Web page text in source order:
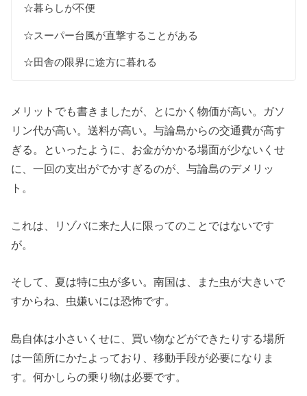
☆暮らしが不便
☆スーパー台風が直撃することがある
☆田舎の限界に途方に暮れる
メリットでも書きましたが、とにかく物価が高い。ガソ
リン代が高い。送料が高い。与論島からの交通費が高す
ぎる。といったように、お金がかかる場面が少ないくせ
に、一回の支出がでかすぎるのが、与論島のデメリッ
ト。
これは、リゾバに来た人に限ってのことではないです
が。
そして、夏は特に虫が多い。南国は、また虫が大きいで
すからね、虫嫌いには恐怖です。
島自体は小さいくせに、買い物などができたりする場所
は一箇所にかたよっており、移動手段が必要になりま
す。何かしらの乗り物は必要です。